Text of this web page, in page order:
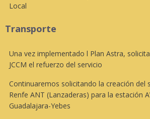
Local
Transporte
Una vez implementado l Plan Astra,
JCCM el refuerzo del servicio
Continuaremos solicitando la creación del
Renfe ANT (Lanzaderas) para la estación
Guadalajara-Yebes